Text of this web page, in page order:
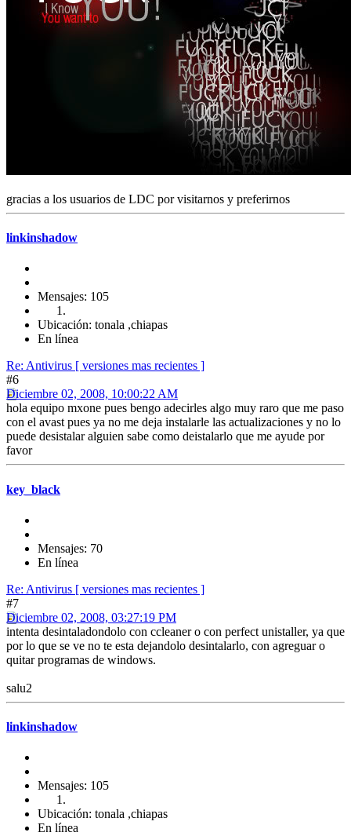
gracias a los usuarios de LDC por visitarnos y preferirnos
linkinshadow
Mensajes: 105
Ubicación: tonala ,chiapas
En línea
Re: Antivirus [ versiones mas recientes ]
#6
Diciembre 02, 2008, 10:00:22 AM
hola equipo mxone pues bengo adecirles algo muy raro que me paso
con el avast pues ya no me deja instalarle las actualizaciones y no lo
puede desistalar alguien sabe como deistalarlo que me ayude por
favor
key_black
Mensajes: 70
En línea
Re: Antivirus [ versiones mas recientes ]
#7
Diciembre 02, 2008, 03:27:19 PM
intenta desintaladondolo con ccleaner o con perfect unistaller, ya que
por lo que se ve no te esta dejandolo desintalarlo, con agreguar o
quitar programas de windows.
salu2
linkinshadow
Mensajes: 105
Ubicación: tonala ,chiapas
En línea